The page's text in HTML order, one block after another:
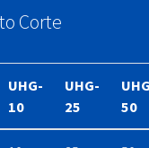
Corte
UHG-
10
UHG-
25
50